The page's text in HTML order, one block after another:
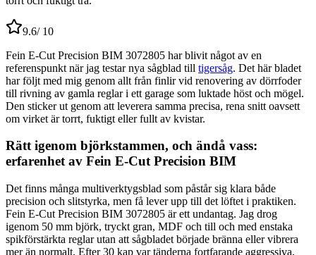
9.6/ 10
Fein E-Cut Precision BIM 3072805 har blivit något av en
referenspunkt när jag testar nya sågblad till tigersåg. Det här bladet
har följt med mig genom allt från finlir vid renovering av dörrfoder
till rivning av gamla reglar i ett garage som luktade höst och mögel.
Den sticker ut genom att leverera samma precisa, rena snitt oavsett
om virket är torrt, fuktigt eller fullt av kvistar.
Rätt igenom björkstammen, och ändå vass:
erfarenhet av Fein E-Cut Precision BIM
Det finns många multiverktygsblad som påstår sig klara både
precision och slitstyrka, men få lever upp till det löftet i praktiken.
Fein E-Cut Precision BIM 3072805 är ett undantag. Jag drog
igenom 50 mm björk, tryckt gran, MDF och till och med enstaka
spikförstärkta reglar utan att sågbladet började bränna eller vibrera
mer än normalt. Efter 30 kap var tänderna fortfarande aggressiva,